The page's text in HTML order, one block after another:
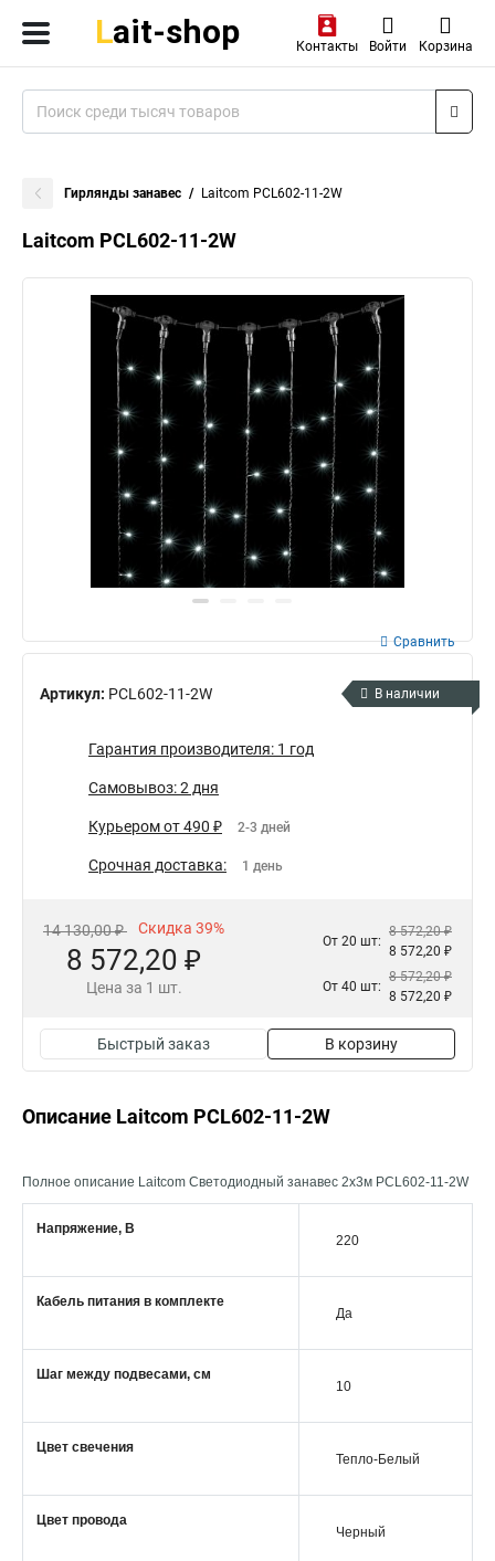
Контакты Войти Корзина
Гирлянды занавес Laitcom PCL602-11-2W
Laitcom PCL602-11-2W
Артикул: PCL602-11-2W
Сравнить
В наличии
Гарантия производителя: 1 год
Самовывоз: 2 дня
Курьером от 490 ₽ 2-3 дней
Срочная доставка: 1 день
14 130,00 ₽ Скидка 39%
8 572,20 ₽
Цена за 1 шт.
От 20 шт:
8 572,20 ₽
8 572,20 ₽
От 40 шт:
8 572,20 ₽
8 572,20 ₽
Быстрый заказ В корзину
Описание Laitcom PCL602-11-2W
Полное описание Laitcom Светодиодный занавес 2x3м PCL602-11-2W
Напряжение, В
220
Кабель питания в комплекте
Да
Шаг между подвесами, см
10
Цвет свечения
Тепло-Белый
Цвет провода
Черный